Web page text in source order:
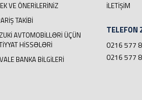
VE ÖNERILERINIZ
TAKIBI
AVTOMOBILLƏRI ÜÇÜN
HISSƏLƏRI
BANKA BILGILERI
İLETIŞIM
TELEFON
0216 577
0216 577